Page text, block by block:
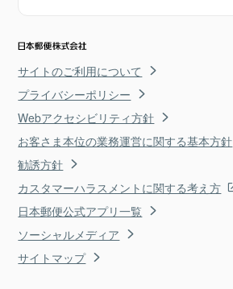
サイトのご利用について
プライバシーポリシー
Webアクセシビリティ方針
お客さま本位の業務運営に関する基本方針
勧誘方針
カスタマーハラスメントに関する考え方
日本郵便公式アプリ一覧
ソーシャルメディア
サイトマップ